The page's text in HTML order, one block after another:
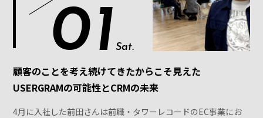
01Sat.
顧客のことを考え続けてきたからこそ見えた
USERGRAMの可能性とCRMの未来
4月に入社した前田さんは前職・タワーレコードのEC事業にお